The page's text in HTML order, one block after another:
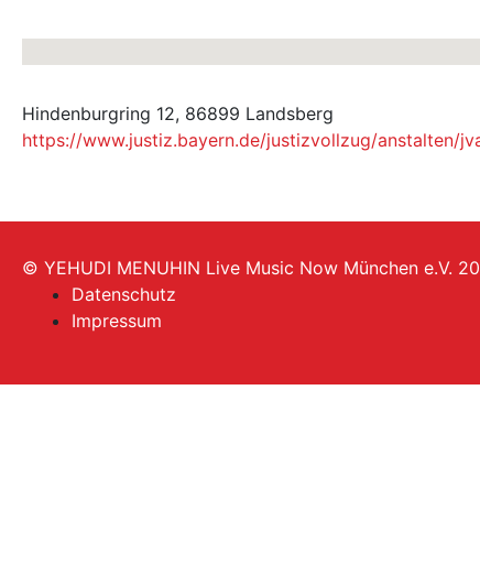
Hindenburgring 12, 86899 Landsberg
https://www.justiz.bayern.de/justizvollzug/anstalten/
© YEHUDI MENUHIN Live Music Now München e.V.
Datenschutz
Impressum